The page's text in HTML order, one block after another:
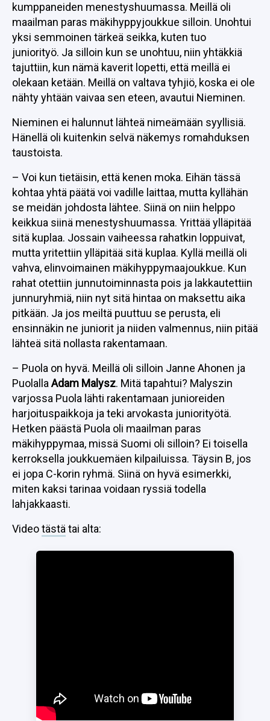
kumppaneiden menestyshuumassa. Meillä oli
maailman paras mäkihyppyjoukkue silloin. Unohtui
yksi semmoinen tärkeä seikka, kuten tuo
juniorityö. Ja silloin kun se unohtuu, niin yhtäkkiä
tajuttiin, kun nämä kaverit lopetti, että meillä ei
olekaan ketään. Meillä on valtava tyhjiö, koska ei ole
nähty yhtään vaivaa sen eteen, avautui Nieminen.
Nieminen ei halunnut lähteä nimeämään syyllisiä.
Hänellä oli kuitenkin selvä näkemys romahduksen
taustoista.
– Voi kun tietäisin, että kenen moka. Eihän tässä
kohtaa yhtä päätä voi vadille laittaa, mutta kyllähän
se meidän johdosta lähtee. Siinä on niin helppo
keikkua siinä menestyshuumassa. Yrittää ylläpitää
sitä kuplaa. Jossain vaiheessa rahatkin loppuivat,
mutta yritettiin ylläpitää sitä kuplaa. Kyllä meillä oli
vahva, elinvoimainen mäkihyppymaajoukkue. Kun
rahat otettiin junnutoiminnasta pois ja lakkautettiin
junnuryhmiä, niin nyt sitä hintaa on maksettu aika
pitkään. Ja jos meiltä puuttuu se perusta, eli
ensinnäkin ne juniorit ja niiden valmennus, niin pitää
lähteä sitä nollasta rakentamaan.
– Puola on hyvä. Meillä oli silloin Janne Ahonen ja
Puolalla Adam Malysz. Mitä tapahtui? Malyszin
varjossa Puola lähti rakentamaan junioreiden
harjoituspaikkoja ja teki arvokasta juniorityötä.
Hetken päästä Puola oli maailman paras
mäkihyppymaa, missä Suomi oli silloin? Ei toisella
kerroksella joukkuemäen kilpailuissa. Täysin B, jos
ei jopa C-korin ryhmä. Siinä on hyvä esimerkki,
miten kaksi tarinaa voidaan ryssiä todella
lahjakkaasti.
Videotästä tai alta: